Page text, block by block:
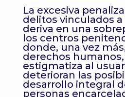
La excesiva
delitos vinculados a
deriva en una
los centros
donde, una vez
derechos humanos,
estigmatiza al
deterioran las
desarrollo integral
personas